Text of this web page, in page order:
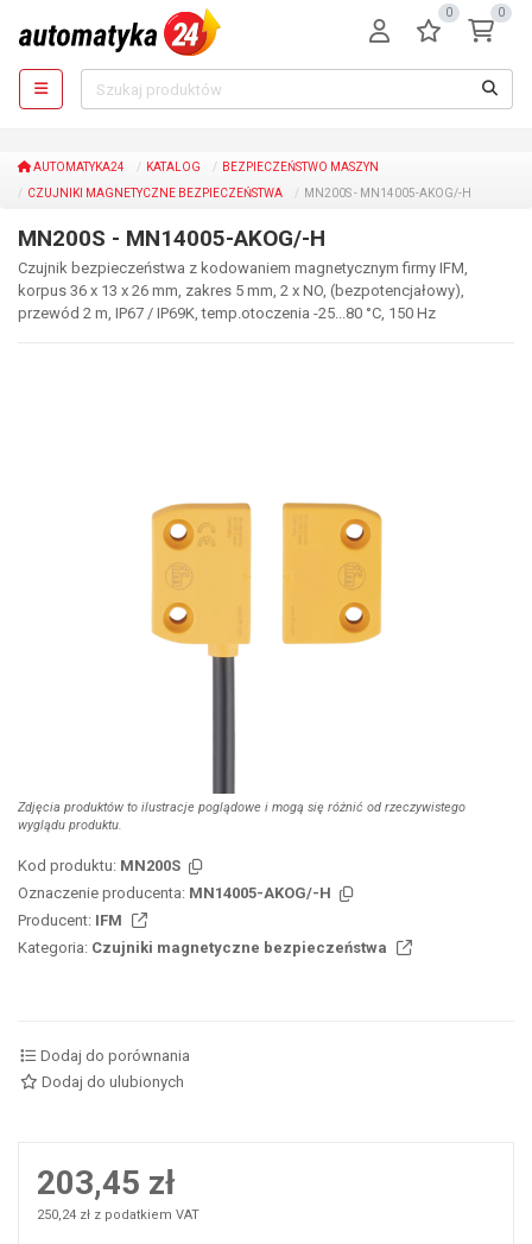
0 0
AUTOMATYKA24 KATALOG
BEZPIECZEŃSTWO MASZYN
CZUJNIKI MAGNETYCZNE BEZPIECZEŃSTWA
MN200S - MN14005-AKOG/-H
MN200S - MN14005-AKOG/-H
Czujnik bezpieczeństwa z kodowaniem magnetycznym firmy IFM,
korpus 36 x 13 x 26 mm, zakres 5 mm, 2 x NO, (bezpotencjałowy),
przewód 2 m, IP67 / IP69K, temp.otoczenia -25...80 °C, 150 Hz
Zdjęcia produktów to ilustracje poglądowe i mogą się różnić od rzeczywistego
wyglądu produktu.
Kod produktu: MN200S
Oznaczenie producenta: MN14005-AKOG/-H
Producent: IFM
Kategoria: Czujniki magnetyczne bezpieczeństwa
Dodaj do porównania
Dodaj do ulubionych
203,45 zł
250,24 zł z podatkiem VAT